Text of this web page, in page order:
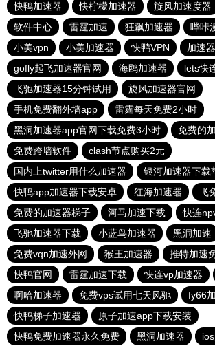
快鸭加速器
快柠檬加速器 旋风加速度器
软件中心
雷霆加速 狂飙加速器 哔咔
小美vpn
小美加速器 快鸭VPN
加速
gofly起飞加速器官网
海鸥加速器
lets快
飞驰加速器15分钟试用
旋风加速器官网
手机免费翻外墙app
雷霆每天免费2小时
黑洞加速器app官网下载免费3小时
免费的
免费跨墙软件
clash节点购买2元
国内上twitter用什么加速器
银河加速器下载
快鸭app加速器下载安卓
红海加速器
飞
免费的加速器梯子
河马加速下载
快连
飞驰加速器下载
小蓝鸟加速器
黑洞加速
免费vqn加速外网
猴王加速器
推特加速
快鸭官网
雷霆加速下载 快连vp加速器
啊哈加速器
免费vps试用七天风驰
fy66
快鸭梯子加速器
原子加速app下载安装
快鸭免费加速器永久免费
黑洞加速器